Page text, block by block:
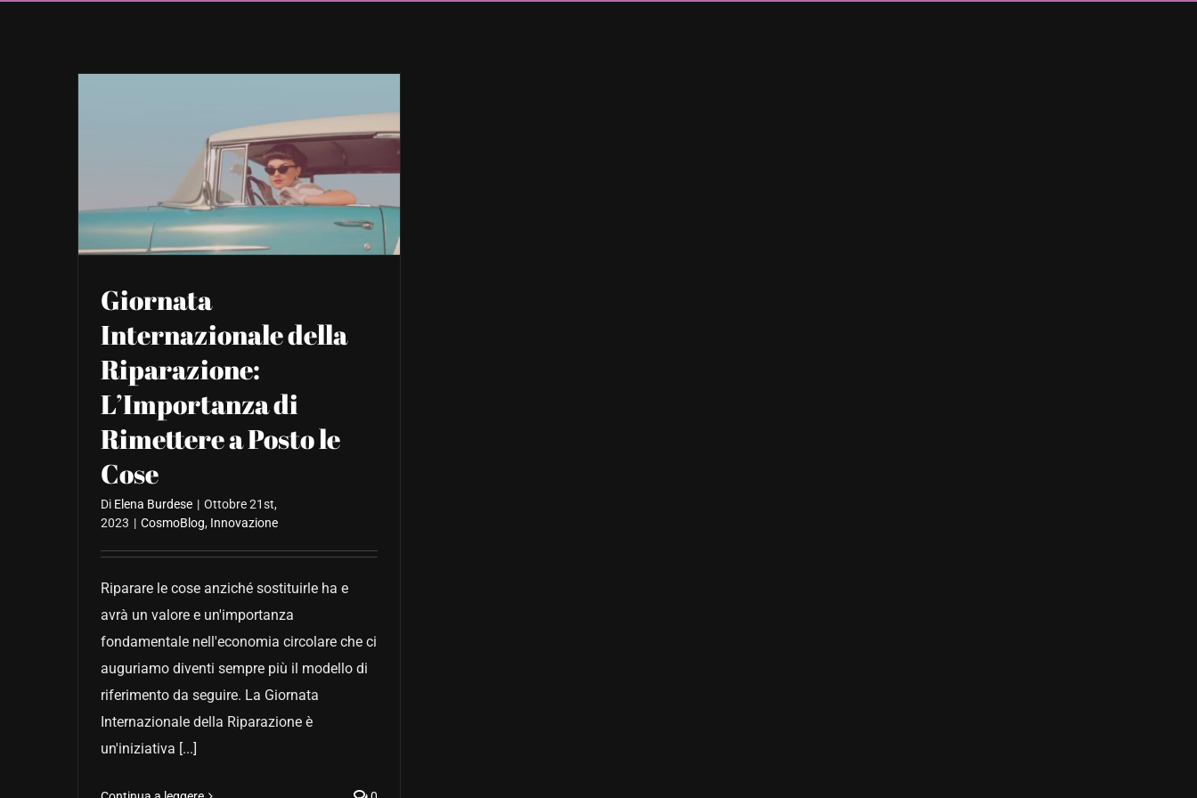
Giornata
Internazionale della
Riparazione:
L’Importanza di
Rimettere a Posto le
Cose
Di Elena Burdese | Ottobre 21st,
2023 | CosmoBlog, Innovazione
Riparare le cose anziché sostituirle ha e
avrà un valore e un'importanza
fondamentale nell'economia circolare che ci
auguriamo diventi sempre più il modello di
riferimento da seguire. La Giornata
Internazionale della Riparazione è
un'iniziativa [...]